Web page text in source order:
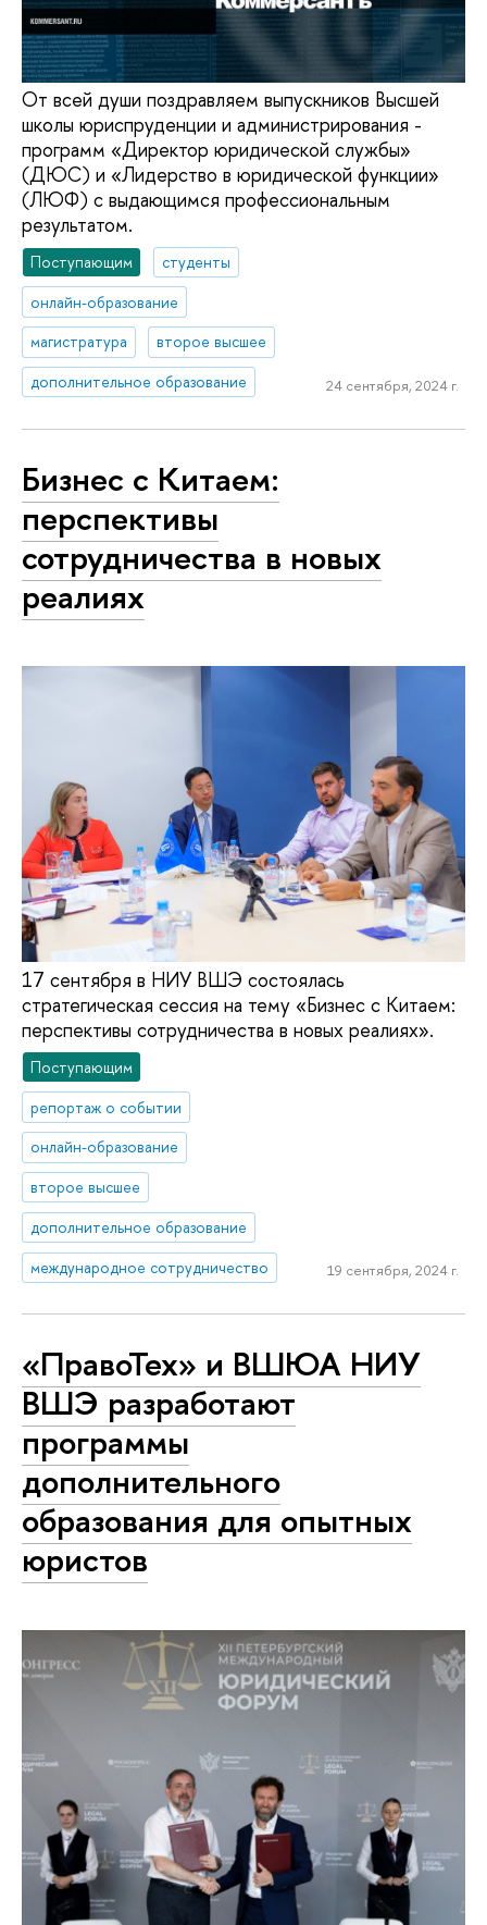
От всей души поздравляем выпускников Высшей
школы юриспруденции и администрирования -
программ «Директор юридической службы»
(ДЮС) и «Лидерство в юридической функции»
(ЛЮФ) с выдающимся профессиональным
результатом.
Поступающим
студенты
онлайн-образование
магистратура
второе высшее
дополнительное образование
24 сентября, 2024 г.
Бизнес с Китаем:
перспективы
сотрудничества в новых
реалиях
17 сентября в НИУ ВШЭ состоялась
стратегическая сессия на тему «Бизнес с Китаем:
перспективы сотрудничества в новых реалиях».
Поступающим
репортаж о событии
онлайн-образование
второе высшее
дополнительное образование
международное сотрудничество
19 сентября, 2024 г.
«ПравоТех» и ВШЮА НИУ
ВШЭ разработают
программы
дополнительного
образования для опытных
юристов